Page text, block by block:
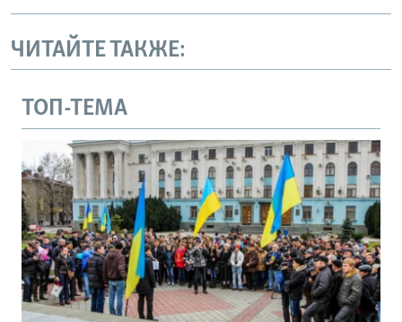
ЧИТАЙТЕ ТАКЖЕ:
ТОП-ТЕМА